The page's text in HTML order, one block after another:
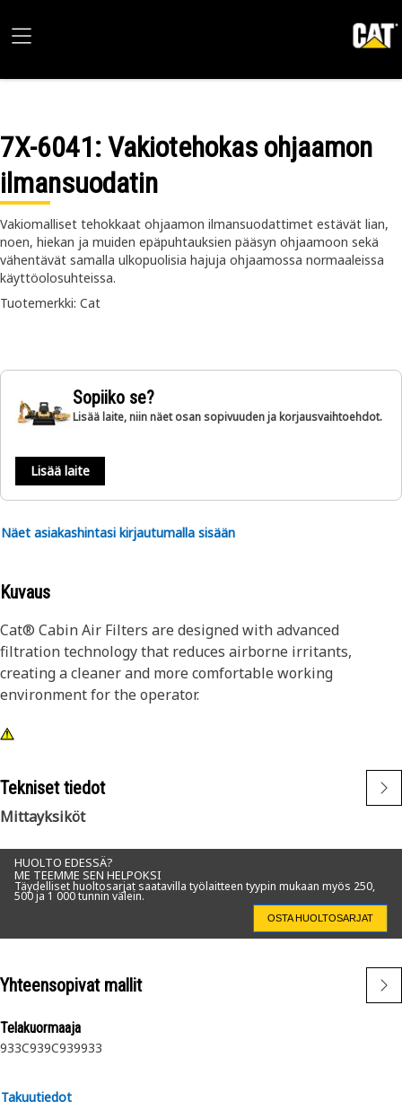
7X-6041: Vakiotehokas ohjaamon
ilmansuodatin
Vakiomalliset tehokkaat ohjaamon ilmansuodattimet estävät lian,
noen, hiekan ja muiden epäpuhtauksien pääsyn ohjaamoon sekä
vähentävät samalla ulkopuolisia hajuja ohjaamossa normaaleissa
käyttöolosuhteissa.
Tuotemerkki: Cat
Sopiiko se?
Lisää laite, niin näet osan sopivuuden ja korjausvaihtoehdot.
Lisää laite
Näet asiakashintasi kirjautumalla sisään
Kuvaus
Cat® Cabin Air Filters are designed with advanced
filtration technology that reduces airborne irritants,
creating a cleaner and more comfortable working
environment for the operator.
Tekniset tiedot
Mittayksiköt
HUOLTO EDESSÄ?
ME TEEMME SEN HELPOKSI
Täydelliset huoltosarjat saatavilla työlaitteen tyypin mukaan myös 250,
500 ja 1 000 tunnin välein.
OSTA HUOLTOSARJAT
Yhteensopivat mallit
Telakuormaaja
933C939C939933
Takuutiedot